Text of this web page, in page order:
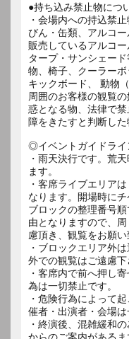
●持ち込み禁止物につ
・会場内への持込禁
びん・缶類、アルコ
販売しているアルコ
タープ・サンシェー
物、椅子、クーラーボ
キックボード、 動物
周囲のお客様の観覧
惑となる物、法律で
障をきたすと判断した
◎イベントガイドライ
・雨天決行です。荒
ます。
・客席ライブエリア
なります。開場時に
ブロックの整理番号
由となりますので、
慮頂き、観覧をお願い
・ブロックエリア外
外での観覧はご遠慮下
・客席内で前へ押し
為は一切禁止です。
・危険行為によって
催者・出演者・会場は
・終演後、混雑緩和